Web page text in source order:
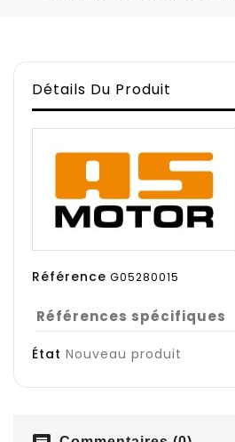
Détails Du Produit
Référence G05280015
Références spécifiques
État Nouveau produit